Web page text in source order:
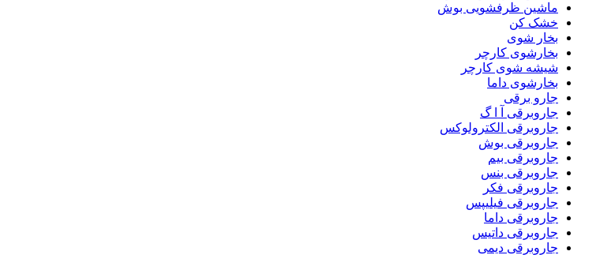
ماشین ظرفشویی بوش
خشک کن
بخار شوی
بخارشوی کارچر
شیشه شوی کارچر
بخارشوی داما
جارو برقی
جاروبرقی آ ا گ
جاروبرقی الکترولوکس
جاروبرقی بوش
جاروبرقی بیم
جاروبرقی بنس
جاروبرقی فکر
جاروبرقی فیلیپس
جاروبرقی داما
جاروبرقی داتیس
جاروبرقی دیمی